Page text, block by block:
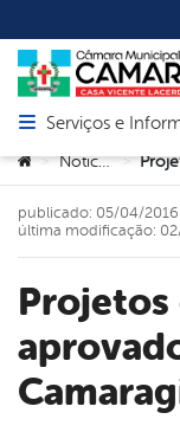
Abrir menu
Serviços e
Você está aqui:
> Noticias >
Projetos de Lei são
publicado: 05/04/
última modificação: